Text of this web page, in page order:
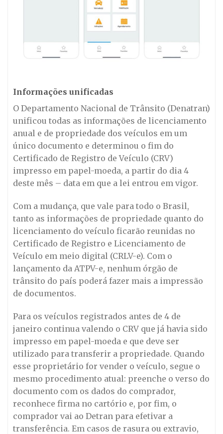
Informações unificadas
O Departamento Nacional de Trânsito (Denatran)
unificou todas as informações de licenciamento
anual e de propriedade dos veículos em um
único documento e determinou o fim do
Certificado de Registro de Veículo (CRV)
impresso em papel-moeda, a partir do dia 4
deste mês – data em que a lei entrou em vigor.
Com a mudança, que vale para todo o Brasil,
tanto as informações de propriedade quanto do
licenciamento do veículo ficarão reunidas no
Certificado de Registro e Licenciamento de
Veículo em meio digital (CRLV-e). Com o
lançamento da ATPV-e, nenhum órgão de
trânsito do país poderá fazer mais a impressão
de documentos.
Para os veículos registrados antes de 4 de
janeiro continua valendo o CRV que já havia sido
impresso em papel-moeda e que deve ser
utilizado para transferir a propriedade. Quando
esse proprietário for vender o veículo, segue o
mesmo procedimento atual: preenche o verso do
documento com os dados do comprador,
reconhece firma no cartório e, por fim, o
comprador vai ao Detran para efetivar a
transferência. Em casos de rasura ou extravio,